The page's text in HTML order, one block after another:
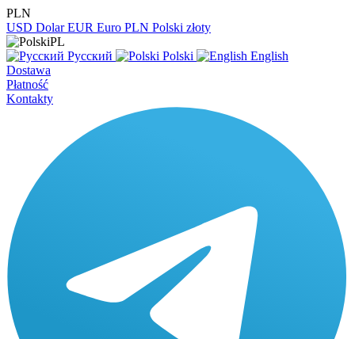
PLN
USD Dolar EUR Euro PLN Polski złoty
PL
Русский
Polski
English
Dostawa
Płatność
Kontakty